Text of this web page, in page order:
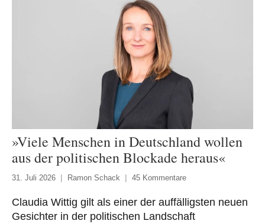
»Viele Menschen in Deutschland wollen
aus der politischen Blockade heraus«
31. Juli 2026 Ramon Schack 45 Kommentare
Claudia Wittig gilt als einer der auffälligsten neuen
Gesichter in der politischen Landschaft